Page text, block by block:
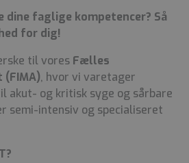
dine faglige kompetencer? Så
for dig!
til vores Fælles
, hvor vi varetager
akut- og kritisk syge og sårbare
semi-intensiv og specialiseret